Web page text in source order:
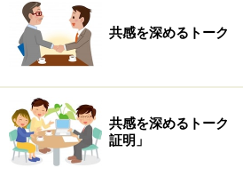
共感を深めるトーク
共感を深めるトーク
証明」